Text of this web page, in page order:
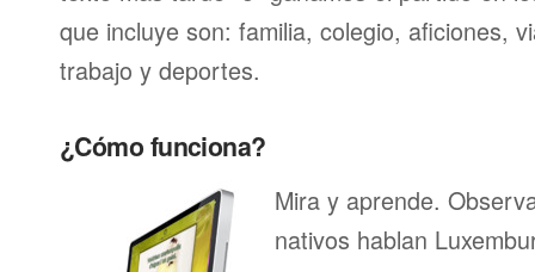
que incluye son: familia, colegio, aficiones,
trabajo y deportes.
¿Cómo funciona?
Mira y aprende.
nativos hablan